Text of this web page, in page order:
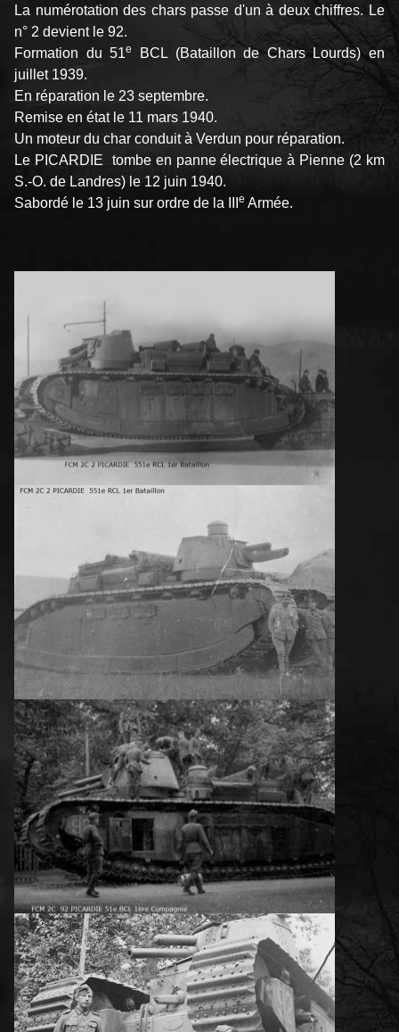
La numérotation des chars passe d'un à deux chiffres. Le
n° 2 devient le 92.
Formation du 51e
BCL (Bataillon de Chars Lourds) en
juillet 1939.
En réparation le 23 septembre.
Remise en état le 11 mars 1940.
Un moteur du char conduit à Verdun pour réparation.
Le PICARDIE tombe en panne électrique à Pienne (2 km
S.-O. de Landres) le 12 juin 1940.
Sabordé le 13 juin sur ordre de la III
e Armée.